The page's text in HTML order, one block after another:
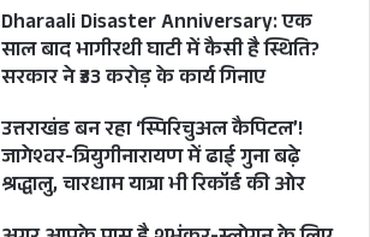
Dharaali Disaster Anniversary: एक
साल बाद भागीरथी घाटी में कैसी है स्थिति?
सरकार ने ₹33 करोड़ के कार्य गिनाए
उत्तराखंड बन रहा ‘स्पिरिचुअल कैपिटल’!
जागेश्वर-त्रियुगीनारायण में ढाई गुना बढ़े
श्रद्धालु, चारधाम यात्रा भी रिकॉर्ड की ओर